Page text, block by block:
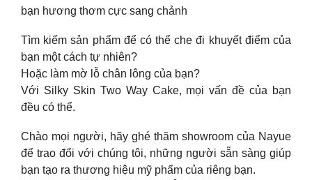
bạn hương thơm cực sang chảnh
Tìm kiếm sản phẩm để có thể che đi khuyết điểm của
bạn một cách tự nhiên?
Hoặc làm mờ lỗ chân lông của bạn?
Với Silky Skin Two Way Cake, mọi vấn đề của bạn
đều có thể.
Chào mọi người, hãy ghé thăm showroom của Nayue
để trao đổi với chúng tôi, những người sẵn sàng giúp
bạn tạo ra thương hiệu mỹ phẩm của riêng bạn.